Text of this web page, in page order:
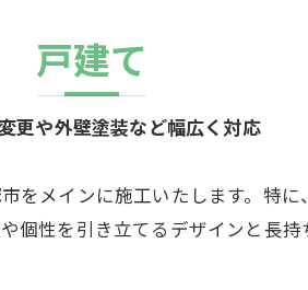
戸建て
更や外壁塗装など幅広く対応
メインに施工いたします。特に
個性を引き立てるデザインと長